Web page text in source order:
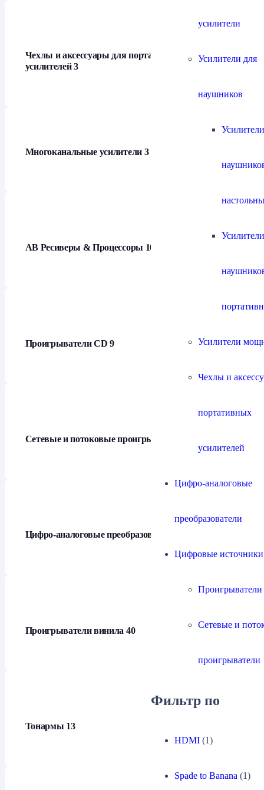
усилители
Усилители для
наушников
Усилители
Чехлы и
портативных
усилителей
Цифро-аналоговые
преобразователи
Цифровые источники
Сетевые и
проигрыватели
Фильтр по
HDMI (1)
Spade to Banana (1)
Чехлы и аксессуары для портативных
усилителей3
Многоканальные усилители 3
АВ Ресиверы & Процессоры 10
Проигрыватели СD9
Сетевые и потоковые проигрыватели
Цифро-аналоговые преобразователи
Проигрыватели винила 40
Тонармы 13